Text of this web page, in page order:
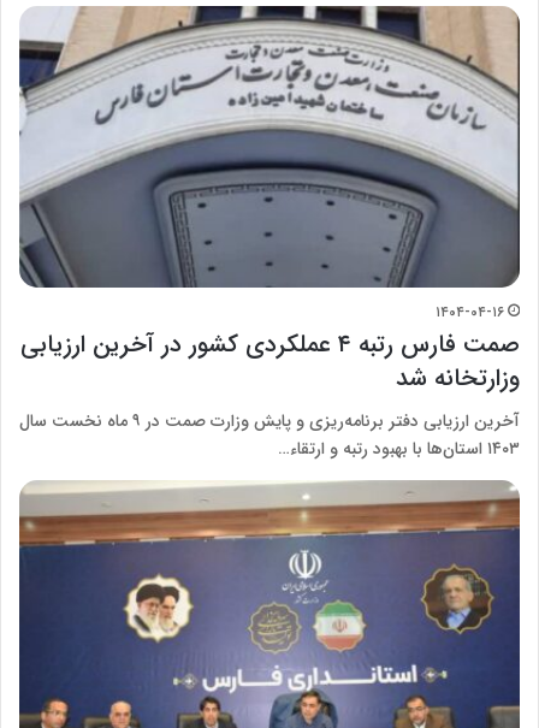
۱۴۰۴-۰۴-۱۶
صمت فارس رتبه ۴ عملکردی کشور در آخرین ارزیابی
وزارتخانه شد
آخرین ارزیابی دفتر برنامه‌ریزی و پایش وزارت صمت در ۹ ماه نخست سال
۱۴۰۳ استان‌ها با بهبود رتبه و ارتقاء…